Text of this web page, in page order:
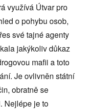
využívá Útvar pro
o pohybu osob,
své tajné agenty
jakýkoliv důkaz
mafii a toto
Je ovlivněn státní
obratně se
Nejlépe je to